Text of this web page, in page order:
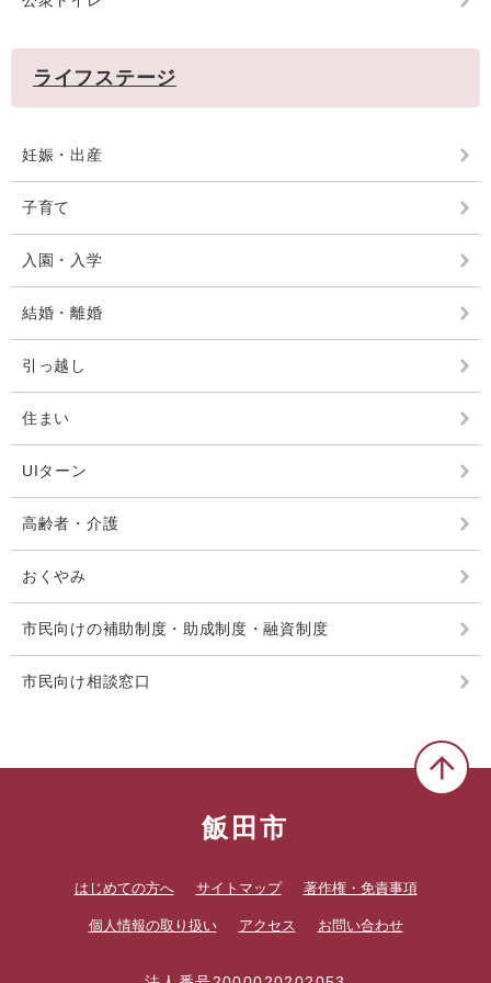
ライフステージ
妊娠・出産
子育て
入園・入学
結婚・離婚
引っ越し
住まい
UIターン
高齢者・介護
おくやみ
市民向けの補助制度・助成制度・融資制度
市民向け相談窓口
飯田市
はじめての方へ サイトマップ 著作権・免責事項
個人情報の取り扱い アクセス お問い合わせ